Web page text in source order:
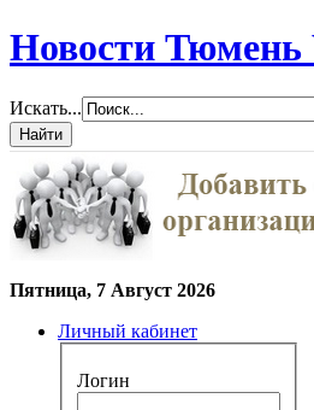
Новости Тюмень
Искать...
Пятница, 7 Август 2026
Личный кабинет
Логин